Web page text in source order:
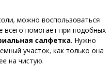
можно воспользоваться
всего помогает при подобных
салфетка. Нужно
участок, как только она
на чистую.